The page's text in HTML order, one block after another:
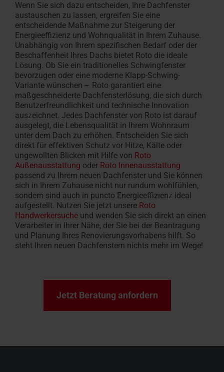
Wenn Sie sich dazu entscheiden, Ihre Dachfenster
austauschen zu lassen, ergreifen Sie eine
entscheidende Maßnahme zur Steigerung der
Energieeffizienz und Wohnqualität in Ihrem Zuhause.
Unabhängig von Ihrem spezifischen Bedarf oder der
Beschaffenheit Ihres Dachs bietet Roto die ideale
Lösung. Ob Sie ein traditionelles Schwingfenster
bevorzugen oder eine moderne Klapp-Schwing-
Variante wünschen – Roto garantiert eine
maßgeschneiderte Dachfensterlösung, die sich durch
Benutzerfreundlichkeit und technische Innovation
auszeichnet. Jedes Dachfenster von Roto ist darauf
ausgelegt, die Lebensqualität in Ihrem Wohnraum
unter dem Dach zu erhöhen. Entscheiden Sie sich
direkt für effektiven Schutz vor Hitze, Kälte oder
ungewollten Blicken mit Hilfe von Roto
Außenausstattung oder Roto Innenausstattung
passend zu Ihrem neuen Dachfenster und Sie können
sich in Ihrem Zuhause nicht nur rundum wohlfühlen,
sondern sind auch in puncto Energieeffizienz ideal
aufgestellt. Nutzen Sie jetzt unsere Roto
Handwerkersuche und wenden Sie sich direkt an einen
Verarbeiter in Ihrer Nähe, der Sie bei der Beantragung
und Planung Ihres Renovierungsvorhabens hilft. So
steht Ihren neuen Dachfenstern nichts mehr im Wege!
Jetzt Beratung anfordern